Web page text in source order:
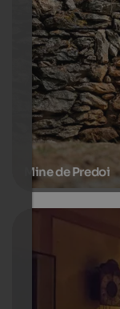
Mine de Predoi